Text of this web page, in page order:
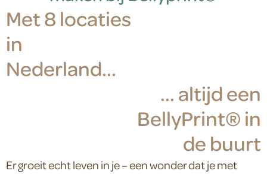
Met 8 locaties
in
Nederland...
... altijd een
BellyPrint® in
de buurt
Er groeit echt leven in je – een wonder dat je met